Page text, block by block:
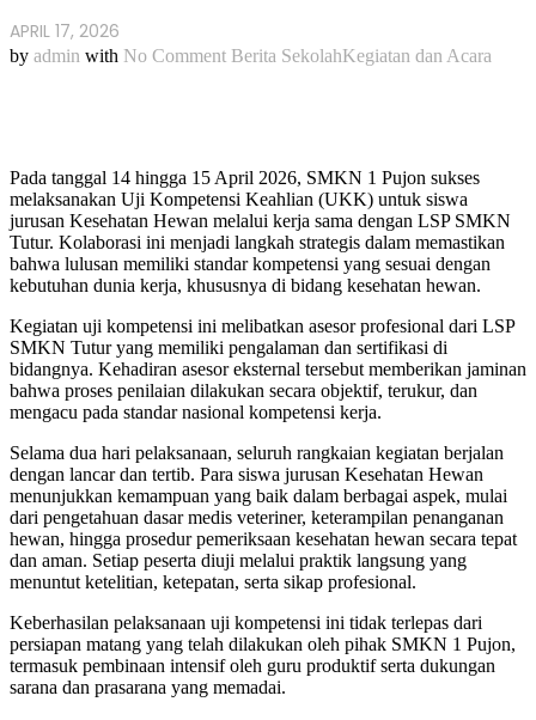
APRIL 17, 2026
by admin with No Comment Berita SekolahKegiatan dan Acara
Pada tanggal 14 hingga 15 April 2026, SMKN 1 Pujon sukses
melaksanakan Uji Kompetensi Keahlian (UKK) untuk siswa
jurusan Kesehatan Hewan melalui kerja sama dengan LSP SMKN
Tutur. Kolaborasi ini menjadi langkah strategis dalam memastikan
bahwa lulusan memiliki standar kompetensi yang sesuai dengan
kebutuhan dunia kerja, khususnya di bidang kesehatan hewan.
Kegiatan uji kompetensi ini melibatkan asesor profesional dari LSP
SMKN Tutur yang memiliki pengalaman dan sertifikasi di
bidangnya. Kehadiran asesor eksternal tersebut memberikan jaminan
bahwa proses penilaian dilakukan secara objektif, terukur, dan
mengacu pada standar nasional kompetensi kerja.
Selama dua hari pelaksanaan, seluruh rangkaian kegiatan berjalan
dengan lancar dan tertib. Para siswa jurusan Kesehatan Hewan
menunjukkan kemampuan yang baik dalam berbagai aspek, mulai
dari pengetahuan dasar medis veteriner, keterampilan penanganan
hewan, hingga prosedur pemeriksaan kesehatan hewan secara tepat
dan aman. Setiap peserta diuji melalui praktik langsung yang
menuntut ketelitian, ketepatan, serta sikap profesional.
Keberhasilan pelaksanaan uji kompetensi ini tidak terlepas dari
persiapan matang yang telah dilakukan oleh pihak SMKN 1 Pujon,
termasuk pembinaan intensif oleh guru produktif serta dukungan
sarana dan prasarana yang memadai.